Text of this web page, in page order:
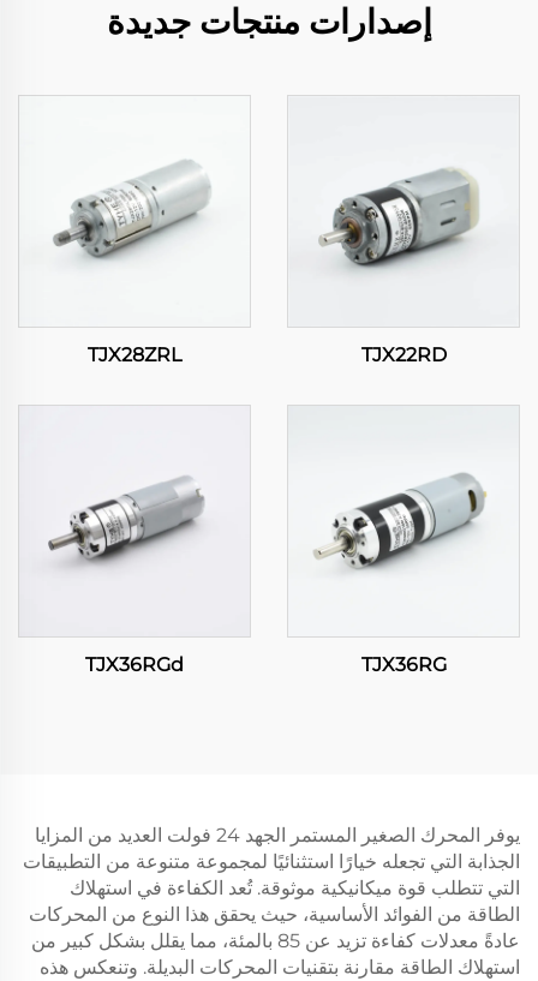
إصدارات منتجات جديدة
TJX22RD
TJX28ZRL
TJX36RG
TJX36RGd
يوفر المحرك الصغير المستمر الجهد 24 فولت العديد من المزايا
الجذابة التي تجعله خيارًا استثنائيًا لمجموعة متنوعة من التطبيقات
التي تتطلب قوة ميكانيكية موثوقة. تُعد الكفاءة في استهلاك
الطاقة من الفوائد الأساسية، حيث يحقق هذا النوع من المحركات
عادةً معدلات كفاءة تزيد عن 85 بالمئة، مما يقلل بشكل كبير من
استهلاك الطاقة مقارنة بتقنيات المحركات البديلة. وتنعكس هذه